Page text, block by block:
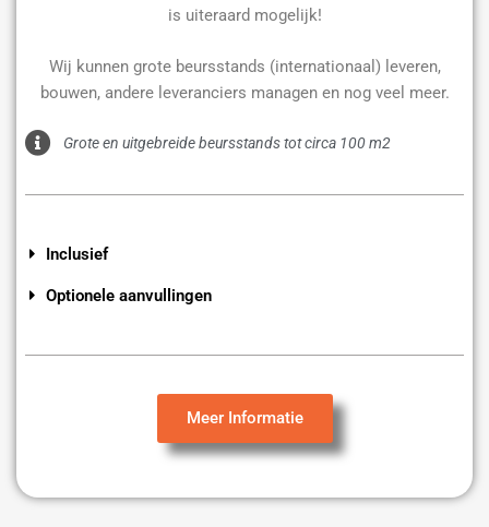
is uiteraard mogelijk!
Wij kunnen grote beursstands (internationaal) leveren,
bouwen, andere leveranciers managen en nog veel meer.
Grote en uitgebreide beursstands tot circa 100 m2
Inclusief
Optionele aanvullingen
Meer Informatie